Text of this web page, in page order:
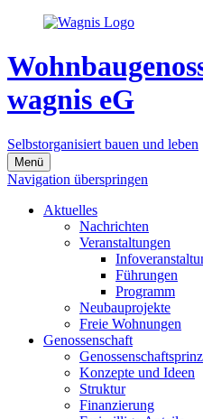
wagnis eG
Selbstorganisiert bauen und leben
Menü
Navigation überspringen
Aktuelles
Nachrichten
Veranstaltungen
Führungen
Programm
Neubauprojekte
Freie Wohnungen
Genossenschaft
Konzepte und Ideen
Struktur
Finanzierung